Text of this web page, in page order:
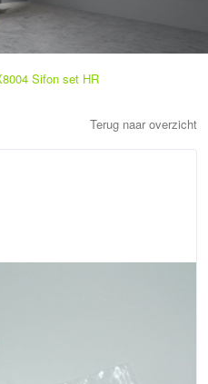
Sifon set HR
Terug naar overzicht